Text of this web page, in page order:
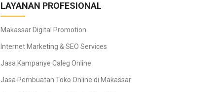
LAYANAN PROFESIONAL
Makassar Digital Promotion
Internet Marketing & SEO Services
Jasa Kampanye Caleg Online
Jasa Pembuatan Toko Online di Makassar